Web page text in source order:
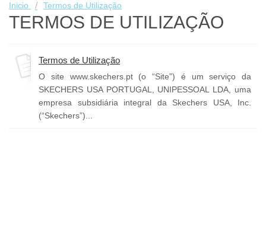
Inicio Termos de Utilização
TERMOS DE UTILIZAÇÃO
Termos de Utilização
O site www.skechers.pt (o “Site”) é um serviço da
SKECHERS USA PORTUGAL, UNIPESSOAL LDA, uma
empresa subsidiária integral da Skechers USA, Inc.
(“Skechers”)...